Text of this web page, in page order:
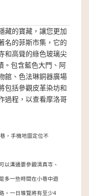
藏的寶藏，讓您更加
名的菲斯市集，它的
和高聳的綠色玻璃尖
。 包含藍色大門、阿
館、色法琳銅器廣場
包括參觀皮革染坊和
過程，以查看摩洛哥
，手機地圖定位不
以溝通要參觀清真寺、
多一些時間在小巷中遊
。一日導覽將有至少4